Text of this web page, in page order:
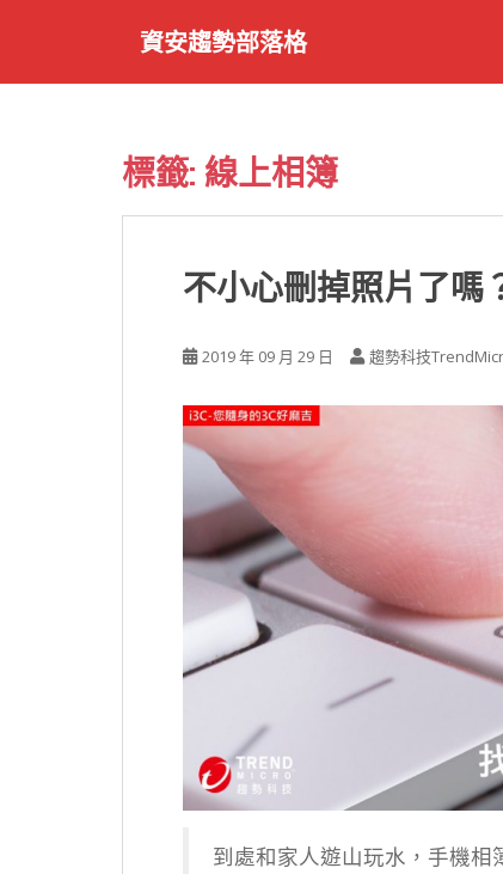
資安趨勢部落格
標籤: 線上相簿
不小心刪掉照片了嗎
2019 年 09 月 29 日 趨勢科技
到處和家人遊山玩水，手機